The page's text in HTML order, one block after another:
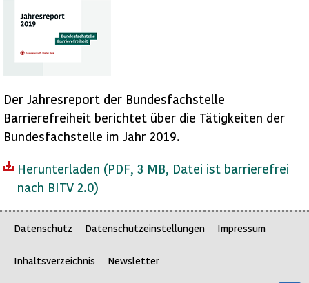
Der Jahresreport der Bundesfachstelle
Barrierefreiheit berichtet über die Tätigkeiten der
Bundesfachstelle im Jahr 2019.
Herunterladen (PDF, 3 MB, Datei ist barrierefrei
nach BITV 2.0)
Datenschutz Datenschutzeinstellungen Impressum
Inhaltsverzeichnis Newsletter